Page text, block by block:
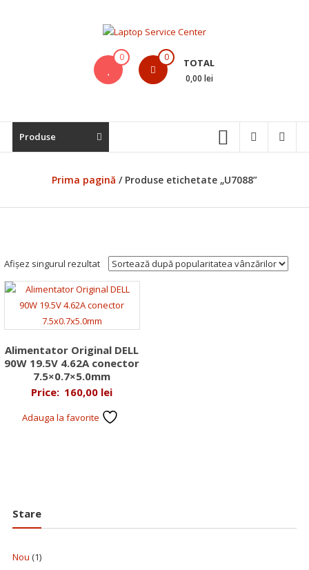
Bistrita,
Service
Laptop,
Notebook-
Macbook-
uri
0 0 TOTAL
0,00 lei
Produse
Prima pagină / Produse etichetate „U7088”
Afișez singurul rezultat
Alimentator Original DELL
90W 19.5V 4.62A conector
7.5×0.7×5.0mm
Price: 160,00 lei
Adauga la favorite
Stare
Nou (1)